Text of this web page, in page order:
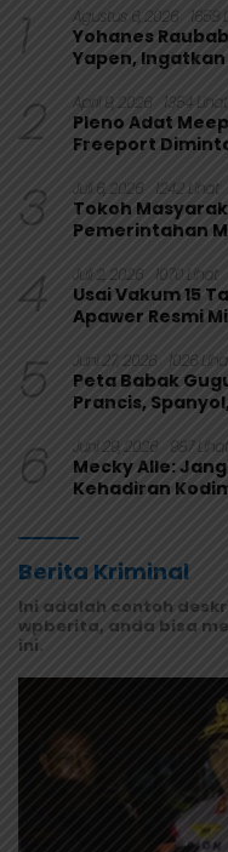
1 Agustus 6, 2026 1658
Yohanes
Yapen,
2 April 9, 2026 1354 Lihat
Pleno Adat
Freeport
3 Juli 6, 2026 1242 Lihat
Tokoh
Pemerintahan
4 Juli 2, 2026 1070 Lihat
Usai Vakum 15
Apawer Resmi
5 Juni 27, 2026 1026
Peta Babak
Prancis,
6 Juni 29, 2026 987 Lihat
Mecky Alle:
Kehadiran
Berita Kriminal
Ini adalah contoh
wpberita, anda bisa
ini.